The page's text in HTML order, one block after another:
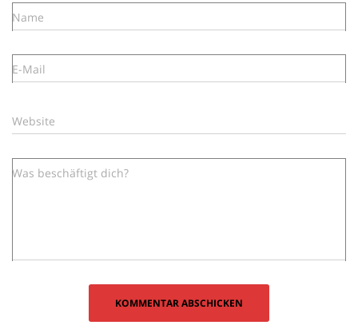
Name
E-Mail
Website
Was beschäftigt dich?